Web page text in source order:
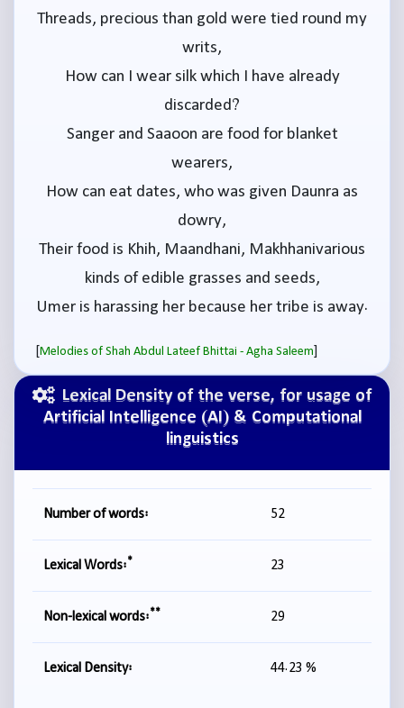
Lexical Density of the verse, for usage of
Artificial Intelligence (AI) & Computational
linguistics
Number of words: 52
Lexical Words:* 23
Non-lexical words:** 29
Lexical Density: 44.23 %
Threads, precious than gold were tied round my
writs,
How can I wear silk which I have already
discarded?
Sanger and Saaoon are food for blanket
wearers,
How can eat dates, who was given Daunra as
dowry,
Their food is Khih, Maandhani, Makhhanivarious
kinds of edible grasses and seeds,
Umer is harassing her because her tribe is away.
[Melodies of Shah Abdul Lateef Bhittai - Agha Saleem